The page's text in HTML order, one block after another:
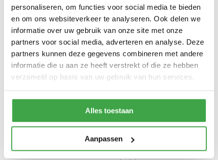
personaliseren, om functies voor social media te bieden
en om ons websiteverkeer te analyseren. Ook delen we
informatie over uw gebruik van onze site met onze
partners voor social media, adverteren en analyse. Deze
partners kunnen deze gegevens combineren met andere
informatie die u aan ze heeft verstrekt of die ze hebben
verzameld op basis van uw gebruik van hun services.
Alles toestaan
Aanpassen
Dakbedekking
EPDM uit 1 stuk geleverd incl.
kit, dak doorvoer en regenpijp
tot aan maaiveld - 10 jaar
garantie
Deur
Enkele deur - voorzien van echt
glas
Bevestigingsmaterialen
Alle bevestigingsmaterialen
Nederland
bouwpakket waarbij de
worden geleverd en de overige